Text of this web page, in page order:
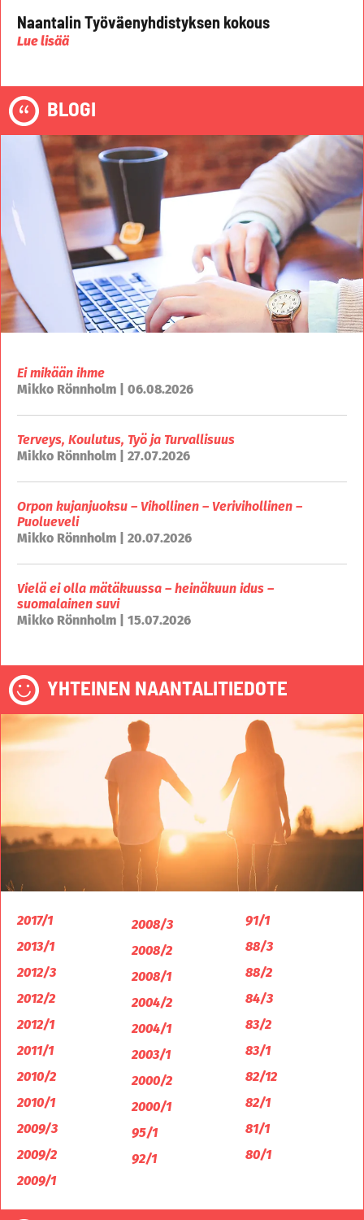
Naantalin Työväenyhdistyksen kokous
Lue lisää
BLOGI
Ei mikään ihme
Mikko Rönnholm | 06.08.2026
Terveys, Koulutus, Työ ja Turvallisuus
Mikko Rönnholm | 27.07.2026
Orpon kujanjuoksu – Vihollinen – Verivihollinen –
Puolueveli
Mikko Rönnholm | 20.07.2026
Vielä ei olla mätäkuussa – heinäkuun idus –
suomalainen suvi
Mikko Rönnholm | 15.07.2026
YHTEINEN NAANTALITIEDOTE
2017/1
2013/1
2012/3
2012/2
2012/1
2011/1
2010/2
2010/1
2009/3
2009/2
2009/1
2008/3
2008/2
2008/1
2004/2
2004/1
2003/1
2000/2
2000/1
95/1
92/1
91/1
88/3
88/2
84/3
83/2
83/1
82/12
82/1
81/1
80/1